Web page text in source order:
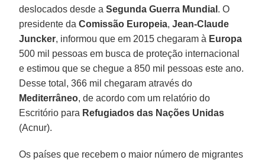
deslocados desde aSegunda Guerra Mundial . O
presidente daComissão Europeia,Jean-Claude
Juncker, informou que em 2015 chegaram à Europa
500 mil pessoas em busca de proteção internacional
e estimou que se chegue a 850 mil pessoas este ano.
Desse total, 366 mil chegaram através do
Mediterrâneo, de acordo com um relatório do
Escritório para Refugiados das Nações Unidas
(Acnur).
Os países que recebem o maior número de migrantes